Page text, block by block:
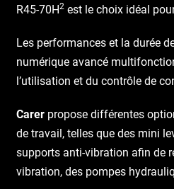
R45-70H2 est le choix idéal
Les performances et la durée
numérique avancé
l’utilisation et du contrôle de
Carer propose différentes
de travail, telles que des mini
supports anti-vibration afin de
vibration, des pompes